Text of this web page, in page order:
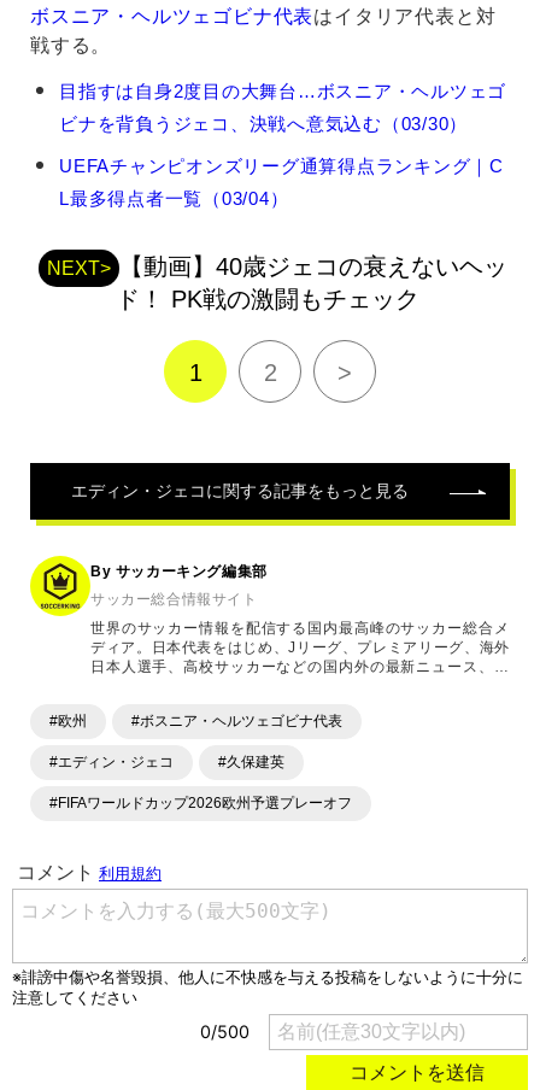
ボスニア・ヘルツェゴビナ代表はイタリア代表と対
戦する。
エ
ン・
の
関
目指すは自身2度目の大舞台…ボスニア・ヘルツェゴ
ビナを背負うジェコ、決戦へ意気込む（03/30）
UEFAチャンピオンズリーグ通算得点ランキング｜C
L最多得点者一覧（03/04）
NEXT>
【動画】40歳ジェコの衰えないヘッ
ド！ PK戦の激闘もチェック
1 2 >
エディン・ジェコに関する記事をもっと見る
By サッカーキング編集部
サッカー総合情報サイト
世界のサッカー情報を配信する国内最高峰のサッカー総合メ
ディア。日本代表をはじめ、Jリーグ、プレミアリーグ、海外
日本人選手、高校サッカーなどの国内外の最新ニュース、コ
ます。「X」「Instagram」「YouTube」「TikTok」など、
#欧州 #ボスニア・ヘルツェゴビナ代表
#エディン・ジェコ #久保建英
#FIFAワールドカップ2026欧州予選プレーオフ